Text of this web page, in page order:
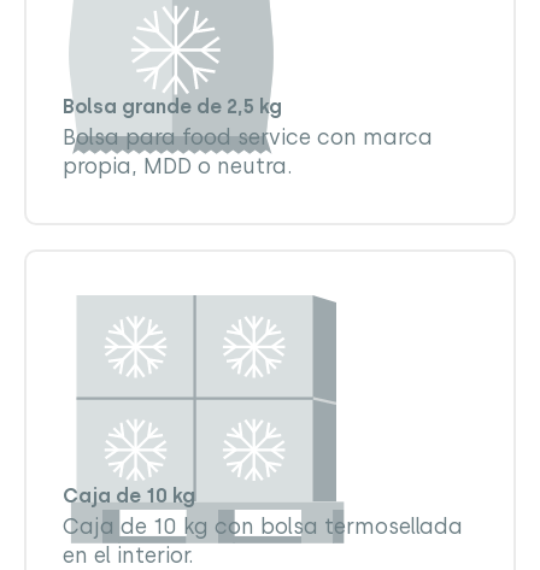
Bolsa grande de 2,5 kg
Bolsa para food service con marca
propia, MDD o neutra.
Caja de 10 kg
Caja de 10 kg con bolsa termosellada
en el interior.